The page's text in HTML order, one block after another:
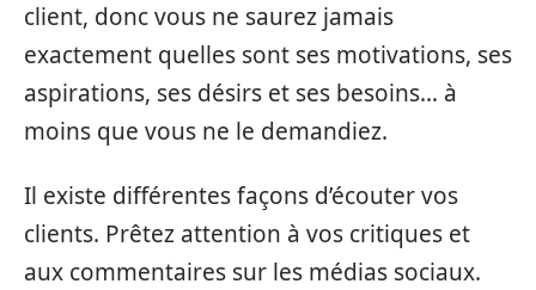
client, donc vous ne saurez jamais
exactement quelles sont ses motivations, ses
aspirations, ses désirs et ses besoins… à
moins que vous ne le demandiez.
Il existe différentes façons d’écouter vos
clients. Prêtez attention à vos critiques et
aux commentaires sur les médias sociaux.